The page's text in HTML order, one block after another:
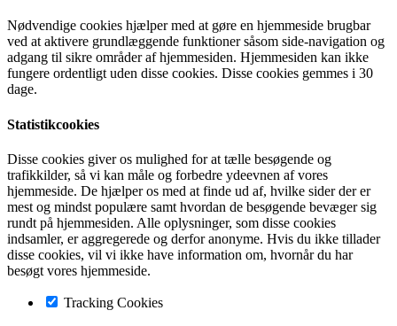
Nødvendige cookies hjælper med at gøre en hjemmeside brugbar
ved at aktivere grundlæggende funktioner såsom side-navigation og
adgang til sikre områder af hjemmesiden. Hjemmesiden kan ikke
fungere ordentligt uden disse cookies. Disse cookies gemmes i 30
dage.
Statistikcookies
Disse cookies giver os mulighed for at tælle besøgende og
trafikkilder, så vi kan måle og forbedre ydeevnen af vores
hjemmeside. De hjælper os med at finde ud af, hvilke sider der er
mest og mindst populære samt hvordan de besøgende bevæger sig
rundt på hjemmesiden. Alle oplysninger, som disse cookies
indsamler, er aggregerede og derfor anonyme. Hvis du ikke tillader
disse cookies, vil vi ikke have information om, hvornår du har
besøgt vores hjemmeside.
Tracking Cookies